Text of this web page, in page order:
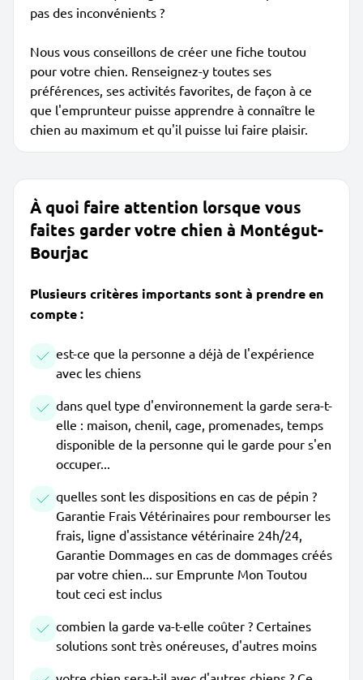
pas des inconvénients ?
Nous vous conseillons de créer une fiche toutou
pour votre chien. Renseignez-y toutes ses
préférences, ses activités favorites, de façon à ce
que l'emprunteur puisse apprendre à connaître le
chien au maximum et qu'il puisse lui faire plaisir.
À quoi faire attention lorsque vous
faites garder votre chien à Montégut-
Bourjac
Plusieurs critères importants sont à prendre en
compte :
est-ce que la personne a déjà de l'expérience
avec les chiens
dans quel type d'environnement la garde sera-t-
elle : maison, chenil, cage, promenades, temps
disponible de la personne qui le garde pour s'en
occuper...
quelles sont les dispositions en cas de pépin ?
Garantie Frais Vétérinaires pour rembourser les
frais, ligne d'assistance vétérinaire 24h/24,
Garantie Dommages en cas de dommages créés
par votre chien... sur Emprunte Mon Toutou
tout ceci est inclus
combien la garde va-t-elle coûter ? Certaines
solutions sont très onéreuses, d'autres moins